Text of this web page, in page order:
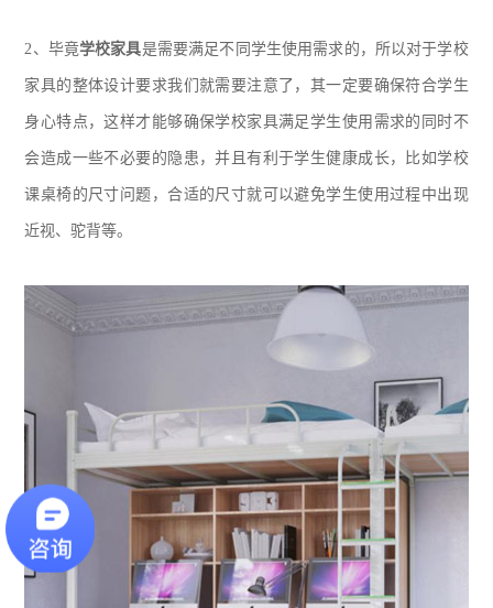
2、 毕竟学校家具是需要满足不同学生使用需求的，所以对于学校
家具的整体设计要求我们就需要注意了，其一定要确保符合学生
身心特点，这样才能够确保学校家具满足学生使用需求的同时不
会造成一些不必要的隐患，并且有利于学生健康成长，比如学校
课桌椅的尺寸问题，合适的尺寸就可以避免学生使用过程中出现
近视、驼背等。